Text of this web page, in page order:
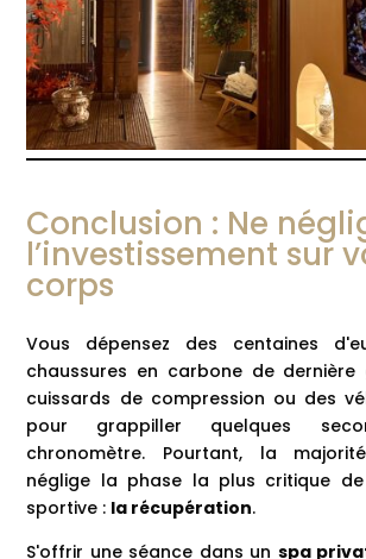
Conclusion : Ne
l’investissement sur
corps
Vous dépensez des centaines
chaussures en carbone de dernière
cuissards de compression ou des
pour grappiller quelques
chronomètre. Pourtant, la
néglige la phase la plus critique
sportive : la récupération.
S'offrir une séance dans un spa